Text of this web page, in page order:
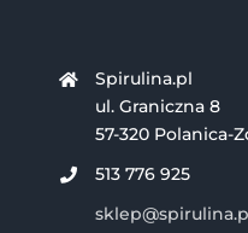
Spirulina.pl
ul. Graniczna 8
57-320 Polanica-
513 776 925